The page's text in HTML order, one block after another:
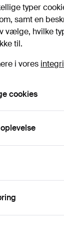
på dele af
armbåndsur.
fra
søgning
typer
samt en
vælge, hvilke
til.
i vores
cookies